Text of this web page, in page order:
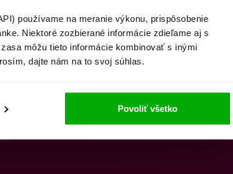
používame na meranie výkonu, prispôsobenie
Niektoré zozbierané informácie zdieľame aj s
môžu tieto informácie kombinovať s inými
dajte nám na to svoj súhlas.
Povoliť všetko